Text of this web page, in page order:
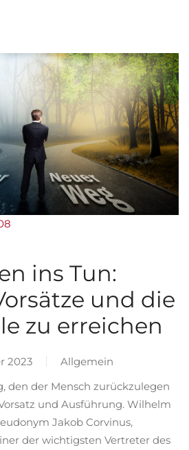
ins Tun:
und die
zu erreichen
2023
Allgemein
den der Mensch zurückzulegen
und Ausführung. Wilhelm
Jakob Corvinus,
der wichtigsten Vertreter des